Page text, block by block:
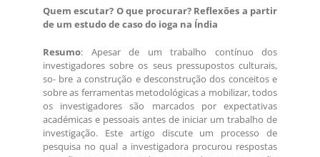
Quem escutar? O que procurar? Reflexões a partir
de um estudo de caso do ioga na Índia
Resumo: Apesar de um trabalho contínuo dos
investigadores sobre os seus pressupostos culturais,
so- bre a construção e desconstrução dos conceitos e
sobre as ferramentas metodológicas a mobilizar, todos
os investigadores são marcados por expectativas
académicas e pessoais antes de iniciar um trabalho de
investigação. Este artigo discute um processo de
pesquisa no qual a investigadora procurou respostas